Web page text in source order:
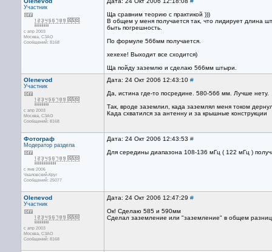
Участник
с апр 2003
Москва, СЗАО
Сообщений: 8168
Ща сравним теорию с практикой )))
В общем у меня получается так, что лидирует длина
быть погрешность.
По формуле 566мм получается.
хехехе! Выходит все сходится)
Ща пойду заземлю и сделаю 566мм штыри.
Olenevod
Участник
с апр 2003
Москва, СЗАО
Сообщений: 8168
Дата: 24 Окт 2006 12:43:10 #
Да, истина где-то посредине. 580-566 мм. Лучше нету.
Так, вроде заземлил, када заземлял меня током
Када схватился за антенну и за крышные конструкции
Фотограф
Модератор раздела
с янв 2006
Чкаловский-Круг
Сообщений: 25077
Дата: 24 Окт 2006 12:43:53 #
Для середины диапазона 108-136 мГц ( 122 мГц )
Olenevod
Участник
с апр 2003
Москва, СЗАО
Сообщений: 8168
Дата: 24 Окт 2006 12:47:29 #
Ок! Сделаю 585 и 590мм
Сделал заземление или "заземление" в общем